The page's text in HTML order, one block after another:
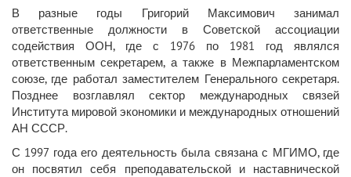
В разные годы Григорий Максимович занимал
ответственные должности в Советской ассоциации
содействия ООН, где с 1976 по 1981 год являлся
ответственным секретарем, а также в Межпарламентском
союзе, где работал заместителем Генерального секретаря.
Позднее возглавлял сектор международных связей
Института мировой экономики и международных отношений
АН СССР.
С 1997 года его деятельность была связана с МГИМО, где
он посвятил себя преподавательской и наставнической